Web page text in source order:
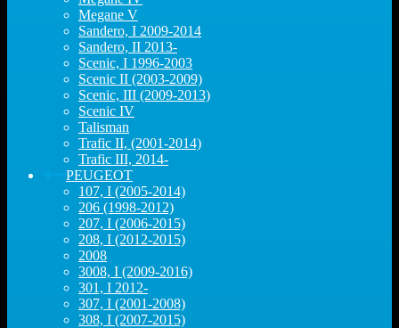
Megane V
Sandero, I 2009-2014
Sandero, II 2013-
Scenic, I 1996-2003
Scenic II (2003-2009)
Scenic, III (2009-2013)
Scenic IV
Talisman
Trafic II, (2001-2014)
Trafic III, 2014-
PEUGEOT
107, I (2005-2014)
206 (1998-2012)
207, I (2006-2015)
208, I (2012-2015)
2008
3008, I (2009-2016)
301, I 2012-
307, I (2001-2008)
308, I (2007-2015)